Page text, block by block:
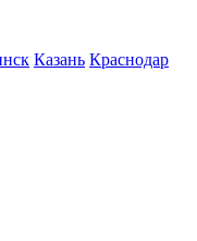
Казань Краснодар